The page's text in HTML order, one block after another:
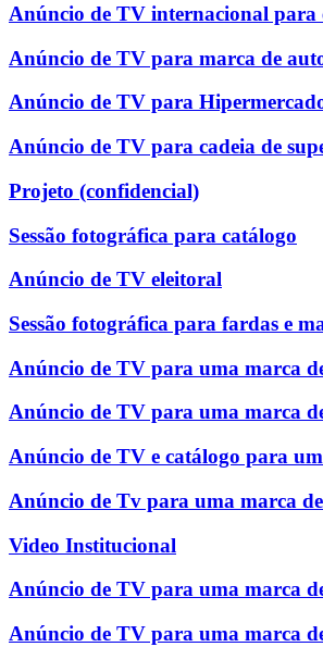
Anúncio de TV internacional para
Anúncio de TV para marca de
Anúncio de TV para
Anúncio de TV para cadeia de
Projeto (confidencial)
Sessão fotográfica para catálogo
Anúncio de TV eleitoral
Sessão fotográfica para fardas e
Anúncio de TV para uma marca
Anúncio de TV para uma marca
Anúncio de TV e catálogo para
Anúncio de Tv para uma marca
Video Institucional
Anúncio de TV para uma marca
Anúncio de TV para uma marca